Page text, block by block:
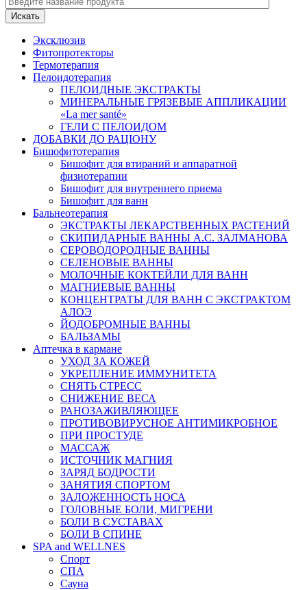
Искать
Эксклюзив
Фитопротекторы
Термотерапия
Пелоидотерапия
ПЕЛОИДНЫЕ ЭКСТРАКТЫ
МИНЕРАЛЬНЫЕ ГРЯЗЕВЫЕ АППЛИКАЦИИ
«La mer santé»
ГЕЛИ С ПЕЛОИДОМ
ДОБАВКИ ДО РАЦІОНУ
Бишофитотерапия
Бишофит для втираний и аппаратной
физиотерапии
Бишофит для внутреннего приема
Бишофит для ванн
Бальнеотерапия
ЭКСТРАКТЫ ЛЕКАРСТВЕННЫХ РАСТЕНИЙ
СКИПИДАРНЫЕ ВАННЫ А.С. ЗАЛМАНОВА
СЕРОВОДОРОДНЫЕ ВАННЫ
СЕЛЕНОВЫЕ ВАННЫ
МОЛОЧНЫЕ КОКТЕЙЛИ ДЛЯ ВАНН
МАГНИЕВЫЕ ВАННЫ
КОНЦЕНТРАТЫ ДЛЯ ВАНН С ЭКСТРАКТОМ
АЛОЭ
ЙОДОБРОМНЫЕ ВАННЫ
БАЛЬЗАМЫ
Аптечка в кармане
УХОД ЗА КОЖЕЙ
УКРЕПЛЕНИЕ ИММУНИТЕТА
СНЯТЬ СТРЕСС
СНИЖЕНИЕ ВЕСА
РАНОЗАЖИВЛЯЮЩЕЕ
ПРОТИВОВИРУСНОЕ АНТИМИКРОБНОЕ
ПРИ ПРОСТУДЕ
МАССАЖ
ИСТОЧНИК МАГНИЯ
ЗАРЯД БОДРОСТИ
ЗАНЯТИЯ СПОРТОМ
ЗАЛОЖЕННОСТЬ НОСА
ГОЛОВНЫЕ БОЛИ, МИГРЕНИ
БОЛИ В СУСТАВАХ
БОЛИ В СПИНЕ
SPA and WELLNES
Спорт
СПА
Сауна